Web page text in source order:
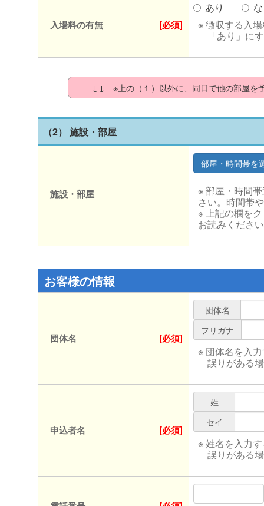
入場料の有無 [必須]
あり
※ 徴収する入
「あり」に
↓↓ ※上の（１）以外に、同日で他の部屋
（2） 施設・部屋
施設・部屋
※ 部屋・時間
さい。時間帯
※ 上記の欄を
お読みくださ
お客様の情報
団体名 [必須]
団体名
フリガナ
※ 団体名を入
誤りがある
申込者名 [必須]
姓
セイ
※ 姓名を入力
誤りがある